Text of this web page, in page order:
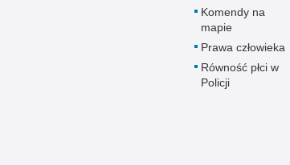
Komendy na
mapie
Prawa człowieka
Równość płci w
Policji